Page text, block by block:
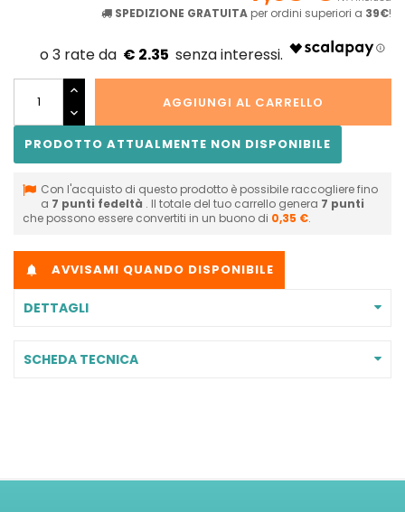
SPEDIZIONE GRATUITA per ordini superiori a 39€!
€ 2.35
AGGIUNGI AL CARRELLO
PRODOTTO ATTUALMENTE NON DISPONIBILE
Con l'acquisto di questo prodotto è possibile raccogliere fino
a 7 punti fedeltà . Il totale del tuo carrello genera 7 punti
che possono essere convertiti in un buono di 0,35 €.
 AVVISAMI QUANDO DISPONIBILE
DETTAGLI
SCHEDA TECNICA